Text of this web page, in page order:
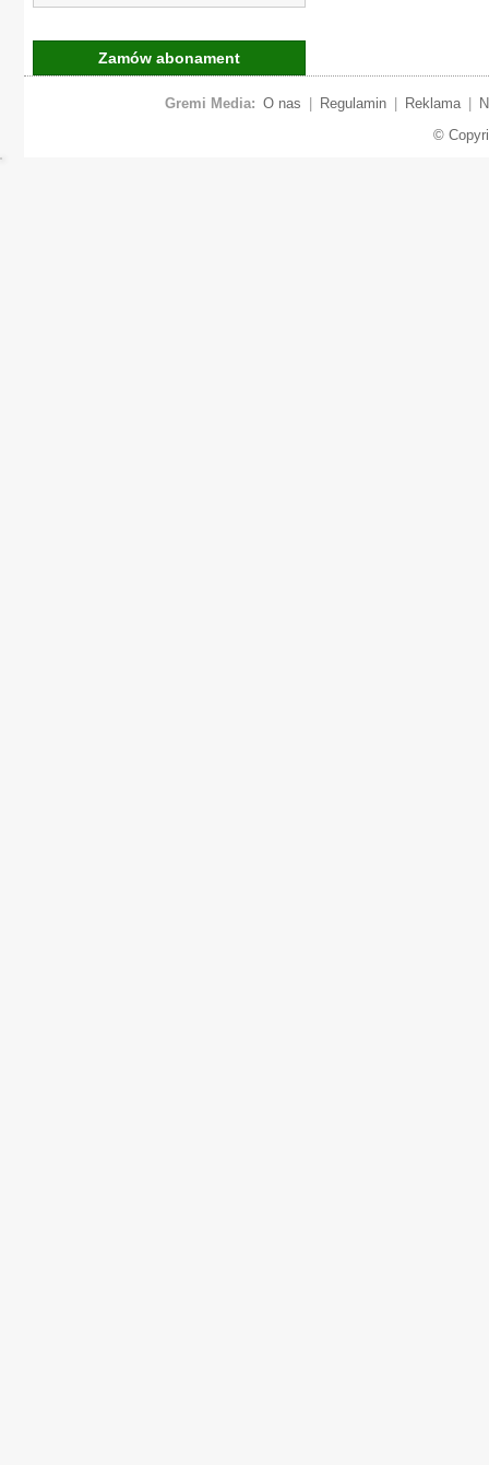
Zamów abonament
Gremi Media: O nas Regulamin Reklama
©